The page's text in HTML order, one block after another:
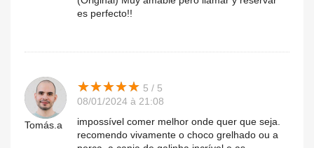
es perfecto!!
Tomás.a
★★★★★
★★★★★ 5 / 5
08/01/2024 à 21:08
impossível comer melhor onde quer que seja.
recomendo vivamente o choco grelhado ou a